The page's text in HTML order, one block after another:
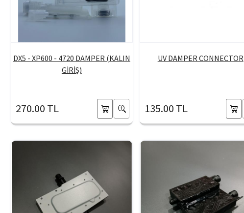
DX5 - XP600 - 4720 DAMPER (KALIN
GİRİŞ)
270.00 TL
UV DAMPER CONNECTOR
135.00 TL